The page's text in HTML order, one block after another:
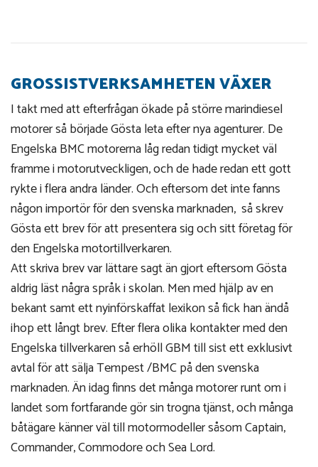
GROSSISTVERKSAMHETEN VÄXER
I takt med att efterfrågan ökade på större marindiesel
motorer så började Gösta leta efter nya agenturer. De
Engelska BMC motorerna låg redan tidigt mycket väl
framme i motorutveckligen, och de hade redan ett gott
rykte i flera andra länder. Och eftersom det inte fanns
någon importör för den svenska marknaden, så skrev
Gösta ett brev för att presentera sig och sitt företag för
den Engelska motortillverkaren.
Att skriva brev var lättare sagt än gjort eftersom Gösta
aldrig läst några språk i skolan. Men med hjälp av en
bekant samt ett nyinförskaffat lexikon så fick han ändå
ihop ett långt brev. Efter flera olika kontakter med den
Engelska tillverkaren så erhöll GBM till sist ett exklusivt
avtal för att sälja Tempest /BMC på den svenska
marknaden. Än idag finns det många motorer runt om i
landet som fortfarande gör sin trogna tjänst, och många
båtägare känner väl till motormodeller såsom Captain,
Commander, Commodore och Sea Lord.